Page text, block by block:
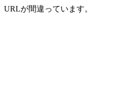
URLが間違っています。